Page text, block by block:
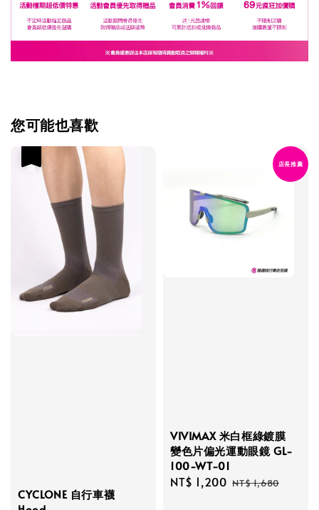
您可能也喜歡
CYCLONE 自行車襪
店長推薦
VIVIMAX 米白框綠鍍膜
變色片偏光運動眼鏡 GL-
100-WT-01
Sale
NT$ 1,200 Regular
NT$ 1,680